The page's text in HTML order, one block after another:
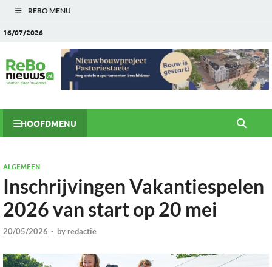
REBO MENU
16/07/2026
HOOFDMENU
ALGEMEEN
Inschrijvingen Vakantiespelen
2026 van start op 20 mei
20/05/2026 - by redactie